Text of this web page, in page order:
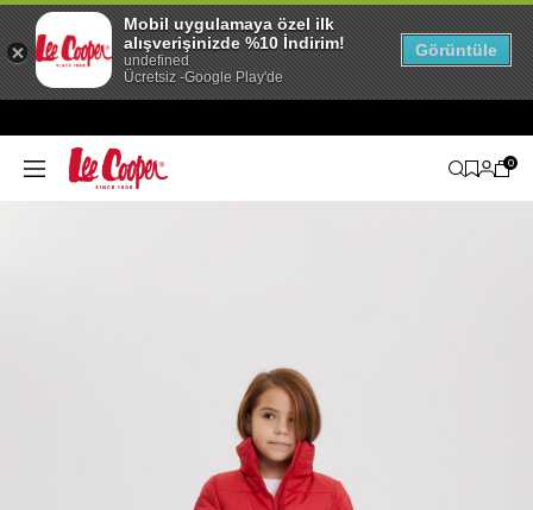
0
Mobil uygulamaya özel ilk
alışverişinizde %10 İndirim!
undefined
Ücretsiz -Google Play'de
Görüntüle